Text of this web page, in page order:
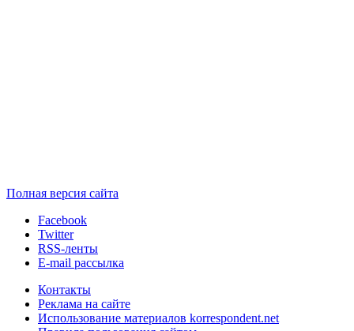
Полная версия сайта
Facebook
Twitter
RSS-ленты
E-mail рассылка
Контакты
Реклама на сайте
Использование материалов korrespondent.net